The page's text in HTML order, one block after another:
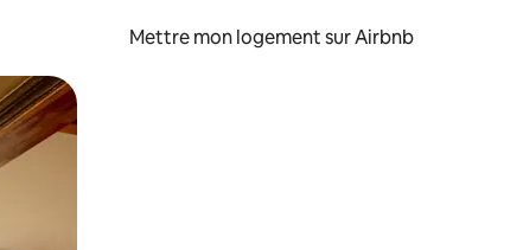
Mettre mon logement sur Airbnb